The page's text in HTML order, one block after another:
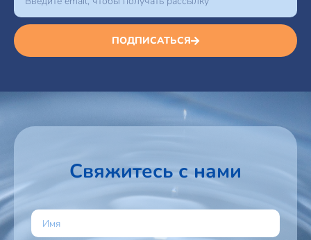
ПОДПИСАТЬСЯ
Свяжитесь с нами